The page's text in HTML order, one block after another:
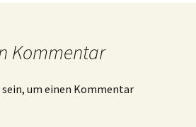
Kommentar
sein, um einen Kommentar